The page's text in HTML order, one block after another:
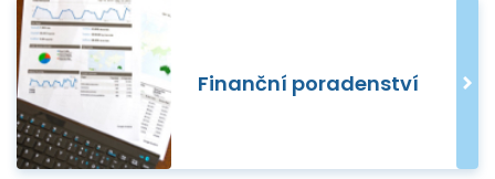
Finanční poradenství